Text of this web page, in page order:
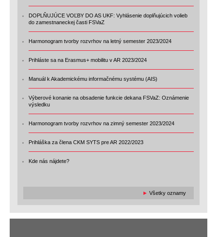
DOPLŇUJÚCE VOĽBY DO AS UKF: Vyhlásenie doplňujúcich volieb
do zamestnaneckej časti FSVaZ
Harmonogram tvorby rozvrhov na letný semester 2023/2024
Prihláste sa na Erasmus+ mobilitu v AR 2023/2024
Manuál k Akademickému informačnému systému (AIS)
Výberové konanie na obsadenie funkcie dekana FSVaZ: Oznámenie
výsledku
Harmonogram tvorby rozvrhov na zimný semester 2023/2024
Prihláška za člena CKM SYTS pre AR 2022/2023
Kde nás nájdete?
► Všetky oznamy